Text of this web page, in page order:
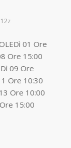
01 Ore
Ore 15:00
09 Ore
Ore 10:30
Ore 10:00
15:00